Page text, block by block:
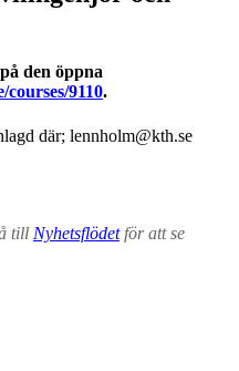
den öppna
courses/9110.
där; lennholm@kth.se
till Nyhetsflödetför att se